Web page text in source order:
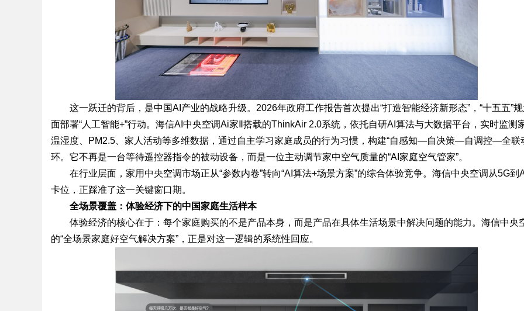
这一跃迁的背后，是中国AI产业的战略升级。2026年政府工作报告首次提出“打造智能经济新形态”，“十五五”
面部署“人工智能+”行动。海信AI中央空调Ai家Ⅱ搭载的ThinkAir 2.0系统，依托自研AI算法与大数据平台，实时监测
温湿度、PM2.5、家人活动等多维数据，通过自主学习家庭成员的行为习惯，构建“自感知—自决策—自调控—全联
环。它不再是一台等待遥控器指令的被动设备，而是一位主动调节家中空气质量的“AI家庭空气管家”。
在行业层面，家用中央空调市场正从“参数内卷”转向“AI算法+场景方案”的综合体验竞争。海信中央空调从5G到
卡位，正踩准了这一关键窗口期。
全场景覆盖：体验经济下的中国家庭生活样本
体验经济的核心在于：每个家庭购买的不是产品本身，而是产品在具体生活场景中解决问题的能力。海信中央
的“全场景家庭好空气解决方案”，正是对这一逻辑的系统性回应。